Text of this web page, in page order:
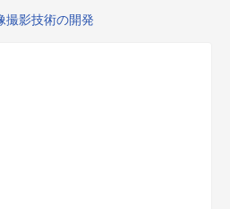
撮影技術の開発